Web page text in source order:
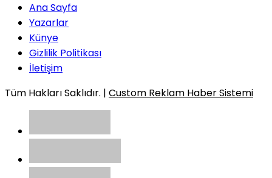
Ana Sayfa
Yazarlar
Künye
Gizlilik Politikası
İletişim
Tüm Hakları Saklıdır. | Custom Reklam Haber Sistemi